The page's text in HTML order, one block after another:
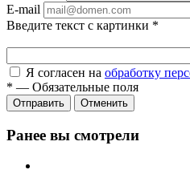
E-mail
Введите текст с картинки *
Я согласен на обработку
* — Обязательные поля
Отправить Отменить
Ранее вы смотрели